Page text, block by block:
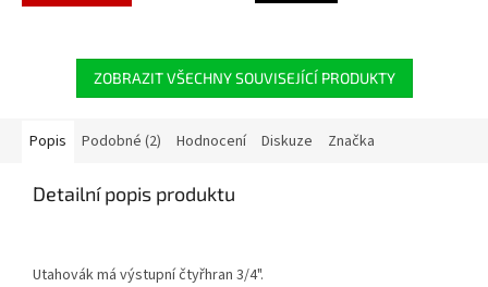
ZOBRAZIT VŠECHNY SOUVISEJÍCÍ PRODUKTY
Popis Podobné (2) Hodnocení Diskuze Značka
Detailní popis produktu
Utahovák má výstupní čtyřhran 3/4".